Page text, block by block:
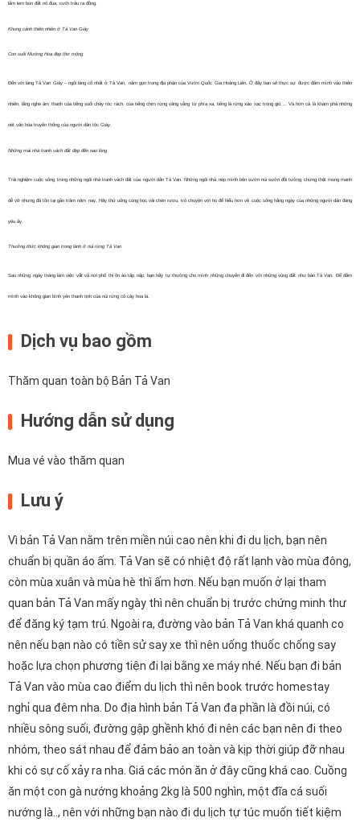
lấm lem bùn đất nô đùa, cưỡi trâu ra đồng.
Khung cảnh thiên nhiên ở Tả Van Giáy
Con suối Mường Hoa đẹp thơ mộng
Đến với làng Tả Van Giáy – ngôi làng cổ nhất ở Tả Van, nằm gọn trong địa phận của Vườn Quốc Gia Hoàng Liên. Ở đây bạn sẽ thực sự được đắm mình vào thiên
nhiên, lắng nghe âm thanh của tiếng suối chảy róc rách, của tiếng chim rừng văng vẳng từ phía xa, tiếng lá rừng xào xạc trong gió,… Và hơn cả là khám phá những
nét văn hóa truyền thống của người dân tộc Giáy.
Những mái nhà tranh vách đất đẹp đến nao lòng
Trải nghiệm cuộc sống trong những ngôi nhà tranh vách đất của người dân Tả Van. Những ngôi nhà nép mình bên sườn núi sườn đồi tưởng chừng thật mong manh
dễ vỡ nhưng đã tồn tại gần trăm năm nay. Hãy thử uống cùng học vài chén rượu, trò chuyện với họ để hiểu hơn về cuộc sống hằng ngày của những người dân đáng
yêu ấy.
Thưởng thức không gian trong lành ở núi rừng Tả Van
Sau những ngày tháng làm việc vất vả nơi phố thị ồn ào tấp nập, bạn hãy tự thưởng cho mình những chuyến đi đến với những vùng đất như bản Tả Van. Để đắm
mình vào không gian bình yên thanh tịnh của núi rừng cỏ cây hoa lá.
Dịch vụ bao gồm
Thăm quan toàn bộ Bản Tả Van
Hướng dẫn sử dụng
Mua vé vào thăm quan
Lưu ý
Vì bản Tả Van nằm trên miền núi cao nên khi đi du lịch, bạn nên
chuẩn bị quần áo ấm. Tả Van sẽ có nhiệt độ rất lạnh vào mùa đông,
còn mùa xuân và mùa hè thì ấm hơn. Nếu bạn muốn ở lại tham
quan bản Tả Van mấy ngày thì nên chuẩn bị trước chứng minh thư
để đăng ký tạm trú. Ngoài ra, đường vào bản Tả Van khá quanh co
nên nếu bạn nào có tiền sử say xe thì nên uống thuốc chống say
hoặc lựa chọn phương tiện đi lại bằng xe máy nhé. Nếu bạn đi bản
Tả Van vào mùa cao điểm du lịch thì nên book trước homestay
nghỉ qua đêm nha. Do địa hình bản Tả Van đa phần là đồi núi, có
nhiều sông suối, đường gập ghềnh khó đi nên các bạn nên đi theo
nhóm, theo sát nhau để đảm bảo an toàn và kịp thời giúp đỡ nhau
khi có sự cố xảy ra nha. Giá các món ăn ở đây cũng khá cao. Cuồng
ăn một con gà nướng khoảng 2kg là 500 nghìn, một đĩa cá suối
nướng là.., nên với những bạn nào đi du lịch tự túc muốn tiết kiệm